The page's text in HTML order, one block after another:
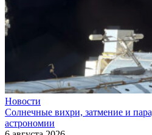
Новости
Солнечные вихри, затмение и
астрономии